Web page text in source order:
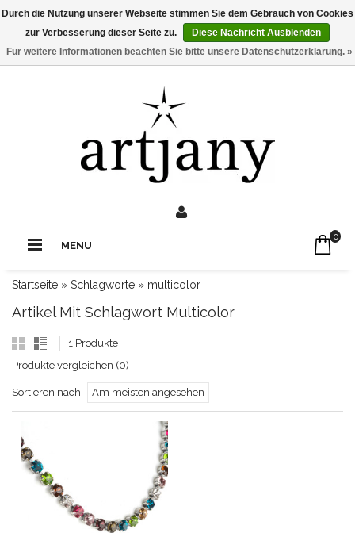
Rufe uns an:0211 - 210 310 2
MENU
0
Startseite » Schlagworte » multicolor
Artikel Mit Schlagwort Multicolor
1 Produkte
Produkte vergleichen (0)
Sortieren nach: Am meisten angesehen
Durch die Nutzung unserer Webseite stimmen Sie dem Gebrauch von Cookies
zur Verbesserung dieser Seite zu.
Diese Nachricht Ausblenden
Für weitere Informationen beachten Sie bitte unsere Datenschutzerklärung. »